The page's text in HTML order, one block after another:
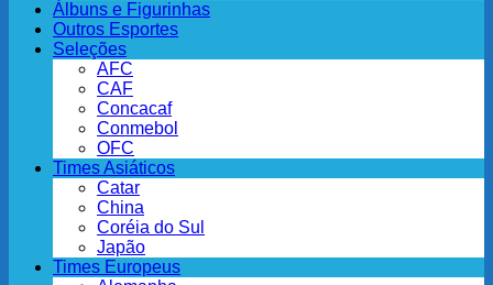
Álbuns e Figurinhas
Outros Esportes
Seleções
AFC
CAF
Concacaf
Conmebol
OFC
Times Asiáticos
Catar
China
Coréia do Sul
Japão
Times Europeus